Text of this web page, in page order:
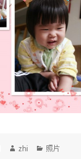
作
zhi
分
照片